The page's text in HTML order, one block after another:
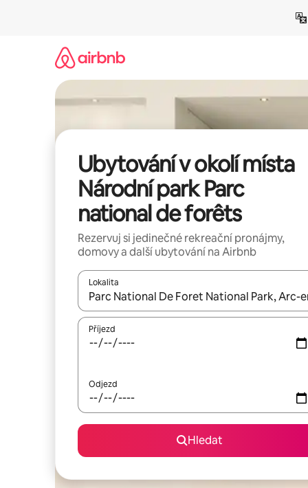
Ubytování v okolí místa
Národní park Parc
national de forêts
Rezervuj si jedinečné rekreační pronájmy,
domovy a další ubytování na Airbnb
Lokalita
Až budou výsledky k dispozici, můžeš si je
Příjezd
Odjezd
Hledat